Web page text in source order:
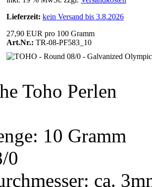
Lieferzeit: kein Versand bis 3.8.2026
27,90 EUR pro 100 Gramm
Art.Nr.: TR-08-PF583_10
Toho Perlen
10 Gramm
0
ca.